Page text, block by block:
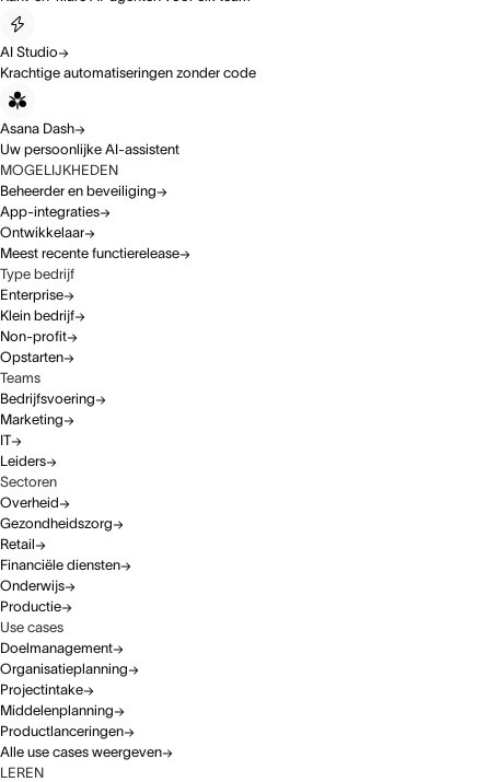
AI Studio
Krachtige automatiseringen zonder code
Asana Dash
Uw persoonlijke AI-assistent
MOGELIJKHEDEN
Beheerder en beveiliging
App-integraties
Ontwikkelaar
Meest recente functierelease
Type bedrijf
Enterprise
Klein bedrijf
Non-profit
Opstarten
Teams
Bedrijfsvoering
Marketing
IT
Leiders
Sectoren
Overheid
Gezondheidszorg
Retail
Financiële diensten
Onderwijs
Productie
Use cases
Doelmanagement
Organisatieplanning
Projectintake
Middelenplanning
Productlanceringen
Alle use cases weergeven
LEREN